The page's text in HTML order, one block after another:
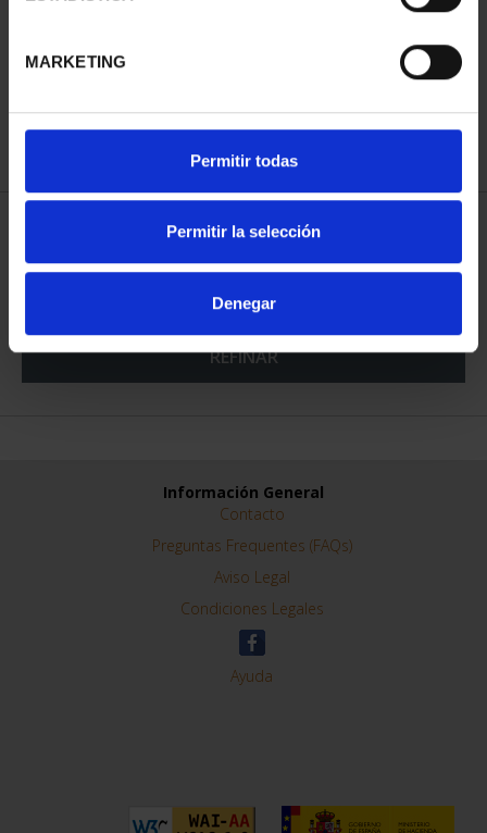
MARKETING
Permitir todas
Permitir la selección
Denegar
PROVINCIA 3
Sólo para usuarios
SUSCRIPCIÓN
CAPITALES DE
PROVINCIA 4
Sólo para usuarios
ORDENAR POR:
REFINAR
Información General
Contacto
Preguntas Frequentes (FAQs)
Aviso Legal
Condiciones Legales